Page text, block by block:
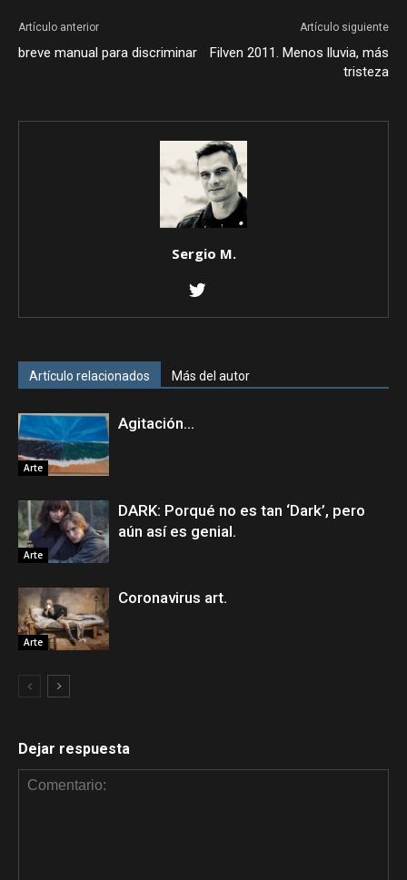
Artículo anterior
breve manual para discriminar
Artículo siguiente
Filven 2011. Menos lluvia, más
tristeza
Sergio M.
Artículo relacionados Más del autor
Arte
Agitación…
Arte
DARK: Porqué no es tan ‘Dark’, pero
aún así es genial.
Arte
Coronavirus art.
Dejar respuesta